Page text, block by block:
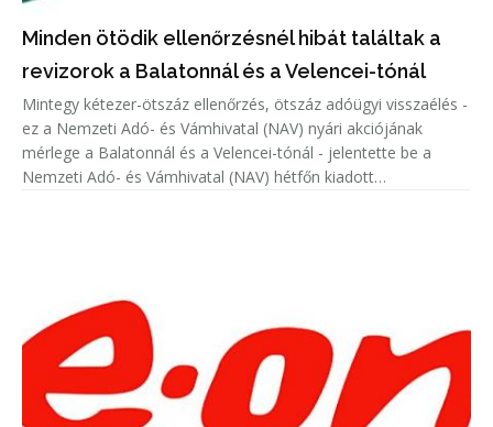
Minden ötödik ellenőrzésnél hibát találtak a
revizorok a Balatonnál és a Velencei-tónál
Mintegy kétezer-ötszáz ellenőrzés, ötszáz adóügyi visszaélés -
ez a Nemzeti Adó- és Vámhivatal (NAV) nyári akciójának
mérlege a Balatonnál és a Velencei-tónál - jelentette be a
Nemzeti Adó- és Vámhivatal (NAV) hétfőn kiadott